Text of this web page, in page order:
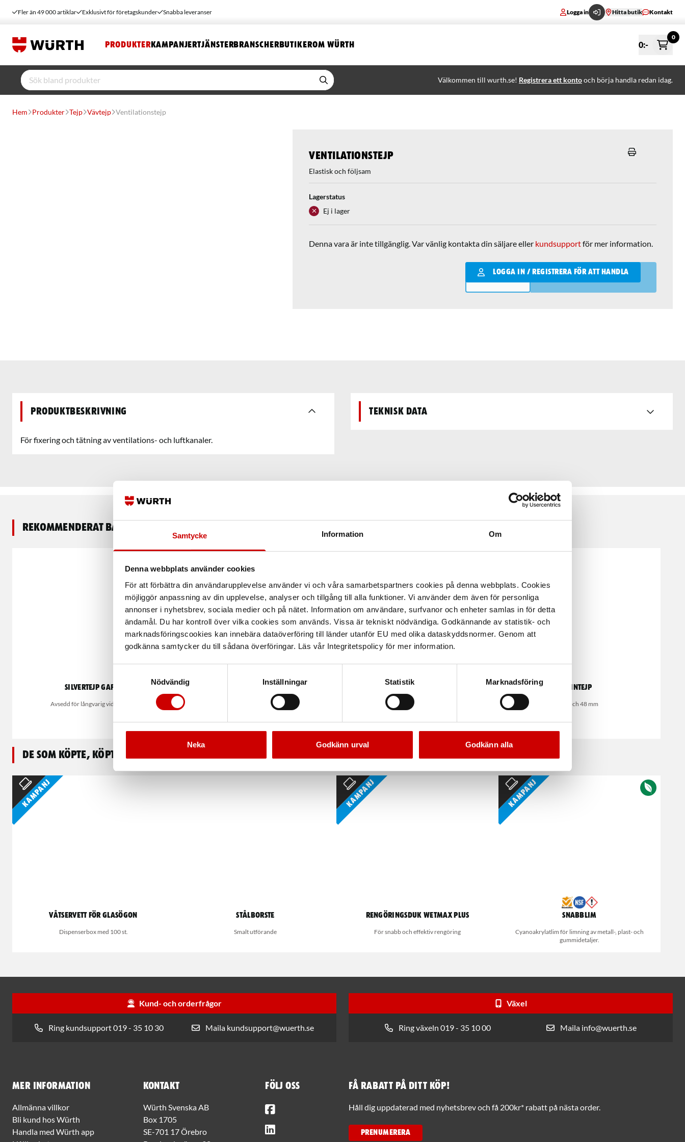
Samtycke Information Om
Denna webbplats använder cookies
För att förbättra din användarupplevelse använder vi och våra samarbetspartners cookies på denna webbplats. Cookies
möjliggör anpassning av din upplevelse, analyser och tillgång till alla funktioner. Vi använder dem även för personliga
annonser i nyhetsbrev, sociala medier och på nätet. Information om användare, surfvanor och enheter samlas in för detta
ändamål. Du har kontroll över vilka cookies som används. Vissa är tekniskt nödvändiga. Godkännande av statistik- och
marknadsföringscookies kan innebära dataöverföring till länder utanför EU med olika dataskyddsnormer. Genom att
godkänna samtycker du till sådana överföringar. Läs vår Integritetspolicy för mer information.
Nödvändig
Inställningar Statistik Marknadsföring
Neka Godkänn urval Godkänn alla
Fler än 49 000 artiklar Exklusivt för företagskunder Snabba leveranser Logga in Hitta butik Kontakt
PRODUKTER KAMPANJERTJÄNSTERBRANSCHERBUTIKEROM WÜRTH 0:-
0
Välkommen till wurth.se! Registrera ett kontooch börja handla redan idag.
Hem Produkter Tejp Vävtejp Ventilationstejp
Ventilationstejp
Elastisk och följsam
Lagerstatus
Ej i lager
Denna vara är inte tillgänglig. Var vänlig kontakta din säljare eller kundsupportför mer information.
LOGGA IN / REGISTRERA FÖR ATT HANDLA
Qantity
LÄGG I VARUKORGEN
Produktbeskrivning
För fixering och tätning av ventilations- och luftkanaler.
Teknisk data
Rekommenderat baserat på vald produkt
Silvertejp Gaffa
Avsedd för långvarig vidhäftning
Spån-/plyfa-/OSB-, boardskruvFör träregel
Klassisk och mycket slitstark
Lintejp
24 och 48 mm
De som köpte, köpte även
Kampanj
Våtservett för glasögon
Dispenserbox med 100 st.
Stålborste
Smalt utförande
Kampanj
Rengöringsduk Wetmax Plus
För snabb och effektiv rengöring
Kampanj
Snabblim
Cyanoakrylatlim för limning av metall-, plast- och
gummidetaljer.
Kund- och orderfrågor
Ring kundsupport 019 - 35 10 30 Maila kundsupport@wuerth.se
Växel
Ring växeln 019 - 35 10 00 Maila info@wuerth.se
Mer information
Allmänna villkor
Bli kund hos Würth
Handla med Würth app
Kontakt
Würth Svenska AB
Box 1705
SE-701 17 Örebro
Följ oss Få rabatt på ditt köp!
Håll dig uppdaterad med nyhetsbrev och få 200kr* rabatt på nästa order.
PRENUMERERA